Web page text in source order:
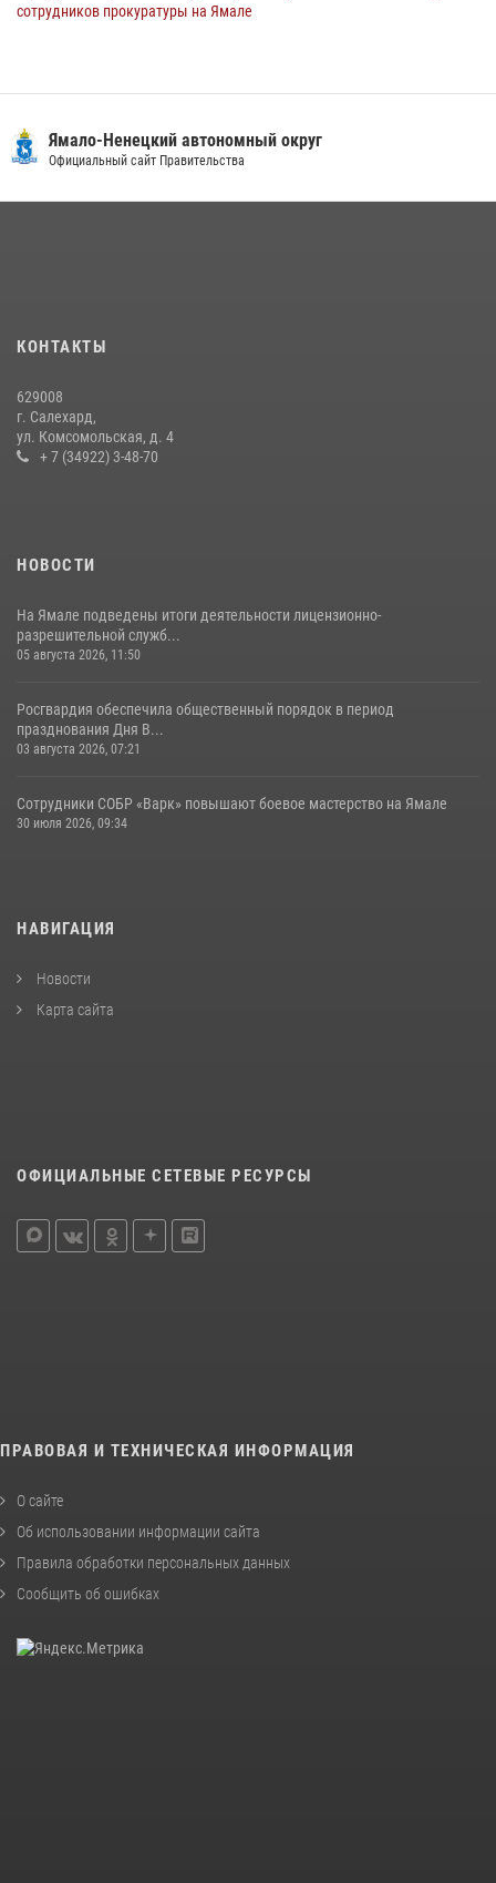
сотрудников прокуратуры на Ямале
Сотрудники СОБР «Варк» повышают боевое мастерство на Ямале
14 июля 2026, 06:53
Ямало-Ненецкий автономный округ
Официальный сайт Правительства
КОНТАКТЫ
629008
г. Салехард,
ул. Комсомольская, д. 4
+ 7 (34922) 3-48-70
НОВОСТИ
На Ямале подведены итоги деятельности лицензионно-
разрешительной служб...
05 августа 2026, 11:50
Росгвардия обеспечила общественный порядок в период
празднования Дня В...
03 августа 2026, 07:21
Сотрудники СОБР «Варк» повышают боевое мастерство на Ямале
30 июля 2026, 09:34
НАВИГАЦИЯ
Новости
Карта сайта
ОФИЦИАЛЬНЫЕ СЕТЕВЫЕ РЕСУРСЫ
ПРАВОВАЯ И ТЕХНИЧЕСКАЯ ИНФОРМАЦИЯ
О сайте
Об использовании информации сайта
Правила обработки персональных данных
Сообщить об ошибках